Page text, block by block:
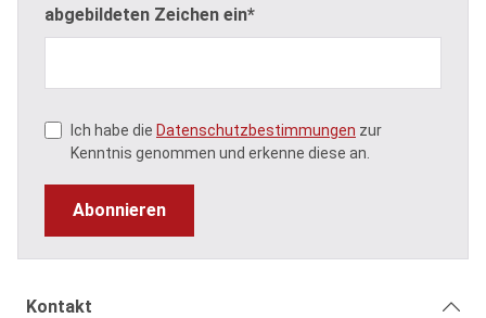
abgebildeten Zeichen ein*
Ich habe die Datenschutzbestimmungen zur
Kenntnis genommen und erkenne diese an.
Abonnieren
Kontakt